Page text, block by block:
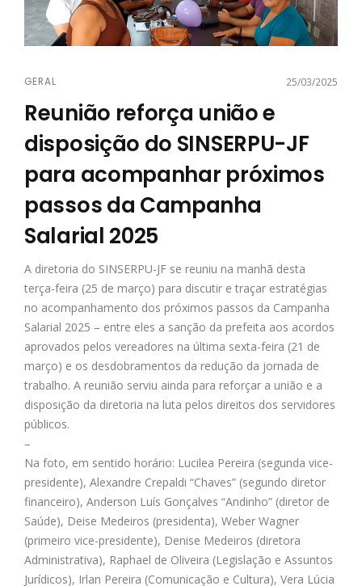
GERAL 25/03/2025
Reunião reforça união e
disposição do SINSERPU-JF
para acompanhar próximos
passos da Campanha
Salarial 2025
A diretoria do SINSERPU-JF se reuniu na manhã desta
terça-feira (25 de março) para discutir e traçar estratégias
no acompanhamento dos próximos passos da Campanha
Salarial 2025 – entre eles a sanção da prefeita aos acordos
aprovados pelos vereadores na última sexta-feira (21 de
março) e os desdobramentos da redução da jornada de
trabalho. A reunião serviu ainda para reforçar a união e a
disposição da diretoria na luta pelos direitos dos servidores
públicos.
–
Na foto, em sentido horário: Lucilea Pereira (segunda vice-
presidente), Alexandre Crepaldi “Chaves” (segundo diretor
financeiro), Anderson Luís Gonçalves “Andinho” (diretor de
Saúde), Deise Medeiros (presidenta), Weber Wagner
(primeiro vice-presidente), Denise Medeiros (diretora
Administrativa), Raphael de Oliveira (Legislação e Assuntos
Jurídicos), Irlan Pereira (Comunicação e Cultura), Vera Lúcia